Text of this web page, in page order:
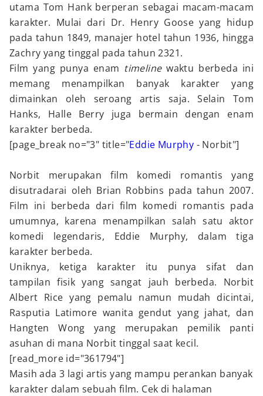
utama Tom Hank berperan sebagai macam-macam
karakter. Mulai dari Dr. Henry Goose yang hidup
pada tahun 1849, manajer hotel tahun 1936, hingga
Zachry yang tinggal pada tahun 2321.
Film yang punya enam timelinewaktu berbeda ini
memang menampilkan banyak karakter yang
dimainkan oleh seroang artis saja. Selain Tom
Hanks, Halle Berry juga bermain dengan enam
karakter berbeda.
[page_break no="3" title="Eddie Murphy - Norbit"]
Norbit merupakan film komedi romantis yang
disutradarai oleh Brian Robbins pada tahun 2007.
Film ini berbeda dari film komedi romantis pada
umumnya, karena menampilkan salah satu aktor
komedi legendaris, Eddie Murphy, dalam tiga
karakter berbeda.
Uniknya, ketiga karakter itu punya sifat dan
tampilan fisik yang sangat jauh berbeda. Norbit
Albert Rice yang pemalu namun mudah dicintai,
Rasputia Latimore wanita gendut yang jahat, dan
Hangten Wong yang merupakan pemilik panti
asuhan di mana Norbit tinggal saat kecil.
[read_more id="361794"]
Masih ada 3 lagi artis yang mampu perankan banyak
karakter dalam sebuah film. Cek di halaman